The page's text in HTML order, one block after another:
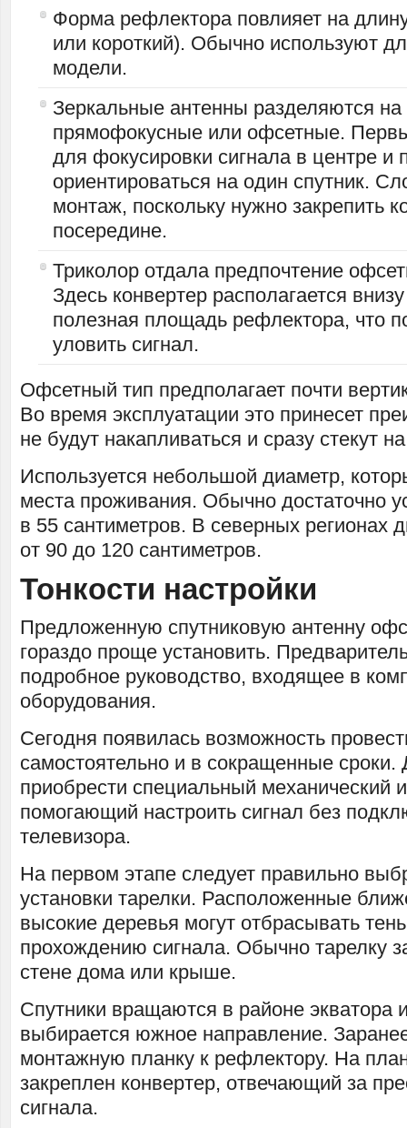
Форма рефлектора повлияет на
или короткий). Обычно используют
модели.
Зеркальные антенны разделяются
прямофокусные или офсетные.
для фокусировки сигнала в центре и
ориентироваться на один спутник.
монтаж, поскольку нужно закрепить
посередине.
Триколор отдала предпочтение
Здесь конвертер располагается
полезная площадь рефлектора, что
уловить сигнал.
Офсетный тип предполагает почти
Во время эксплуатации это принесет
не будут накапливаться и сразу стекут
Используется небольшой диаметр,
места проживания. Обычно достаточно
в 55 сантиметров. В северных регионах
от 90 до 120 сантиметров.
Тонкости настройки
Предложенную спутниковую антенну
гораздо проще установить.
подробное руководство, входящее в
оборудования.
Сегодня появилась возможность
самостоятельно и в сокращенные сроки.
приобрести специальный механический
помогающий настроить сигнал без
телевизора.
На первом этапе следует правильно
установки тарелки. Расположенные
высокие деревья могут отбрасывать
прохождению сигнала. Обычно тарелку
стене дома или крыше.
Спутники вращаются в районе экватора
выбирается южное направление.
монтажную планку к рефлектору. На
закреплен конвертер, отвечающий за
сигнала.